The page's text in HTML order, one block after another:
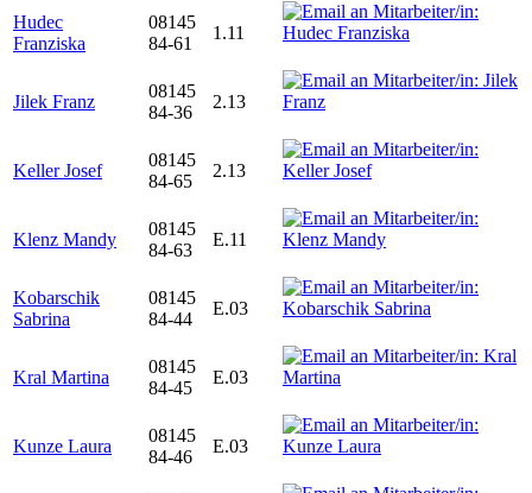
Hudec
Franziska
08145
84-61
1.11
Jilek Franz
08145
84-36
2.13
Keller Josef
08145
84-65
2.13
Klenz Mandy
08145
84-63
E.11
Kobarschik
Sabrina
08145
84-44
E.03
Kral Martina
08145
84-45
E.03
Kunze Laura
08145
84-46
E.03